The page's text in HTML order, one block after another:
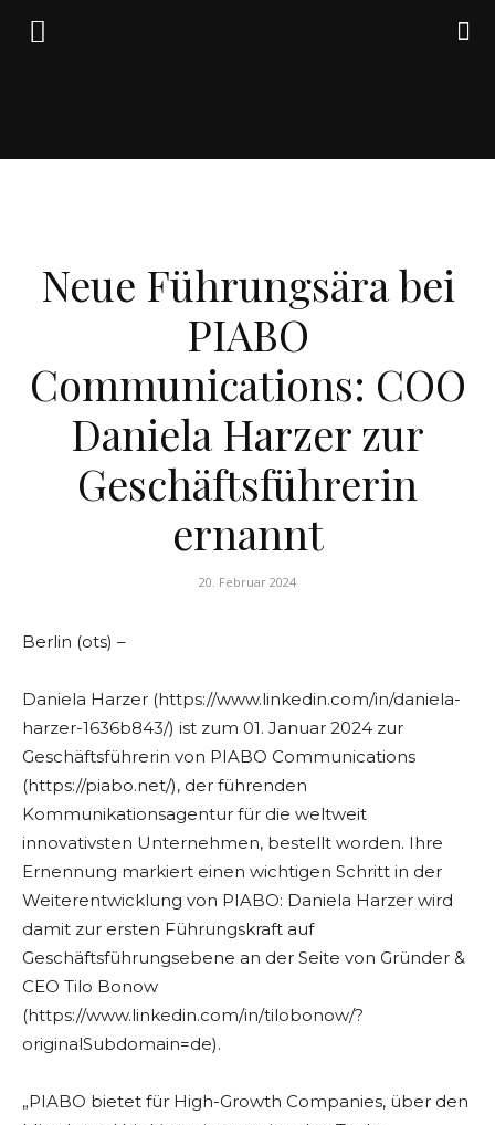
Friedrich
Weik
Neue Führungsära bei
PIABO
Communications: COO
Daniela Harzer zur
Geschäftsführerin
ernannt
20. Februar 2024
Berlin (ots) –
Daniela Harzer (https://www.linkedin.com/in/daniela-
harzer-1636b843/) ist zum 01. Januar 2024 zur
Geschäftsführerin von PIABO Communications
(https://piabo.net/), der führenden
Kommunikationsagentur für die weltweit
innovativsten Unternehmen, bestellt worden. Ihre
Ernennung markiert einen wichtigen Schritt in der
Weiterentwicklung von PIABO: Daniela Harzer wird
damit zur ersten Führungskraft auf
Geschäftsführungsebene an der Seite von Gründer &
CEO Tilo Bonow
(https://www.linkedin.com/in/tilobonow/?
originalSubdomain=de).
„PIABO bietet für High-Growth Companies, über den